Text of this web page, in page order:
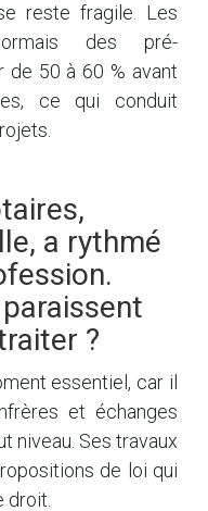
reste fragile. Les
des pré-
de 50 à 60 % avant
ce qui conduit
a rythmé
?
essentiel, car il
et échanges
niveau. Ses travaux
de loi qui
droit.